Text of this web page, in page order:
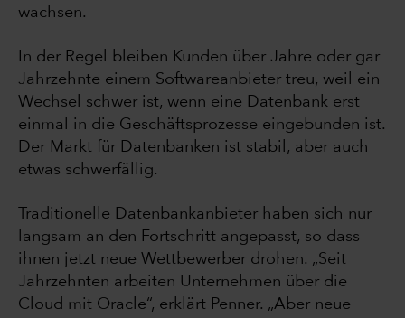
wachsen.
In der Regel bleiben Kunden über Jahre oder gar
Jahrzehnte einem Softwareanbieter treu, weil ein
Wechsel schwer ist, wenn eine Datenbank erst
einmal in die Geschäftsprozesse eingebunden ist.
Der Markt für Datenbanken ist stabil, aber auch
etwas schwerfällig.
Traditionelle Datenbankanbieter haben sich nur
langsam an den Fortschritt angepasst, so dass
ihnen jetzt neue Wettbewerber drohen. „Seit
Jahrzehnten arbeiten Unternehmen über die
Cloud mit Oracle“, erklärt Penner. „Aber neue